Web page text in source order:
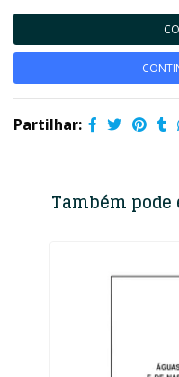
Partilhar:
Também